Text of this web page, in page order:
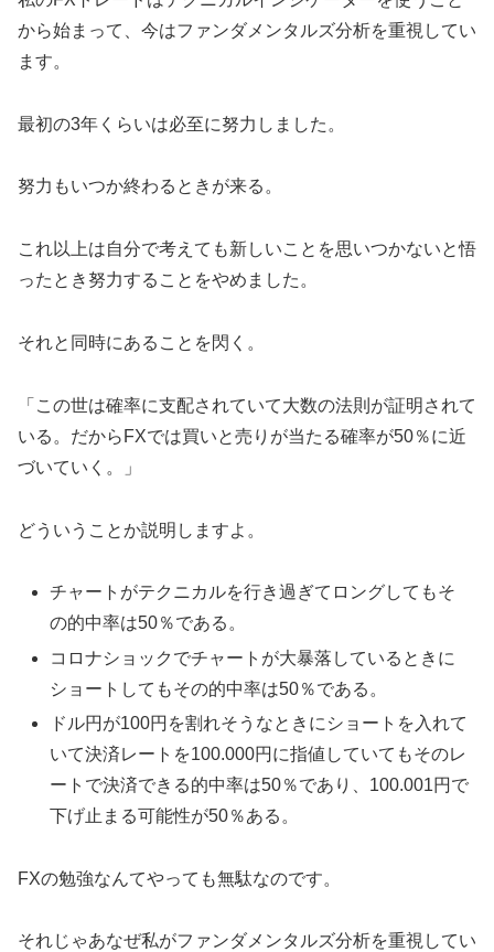
から始まって、今はファンダメンタルズ分析を重視してい
ます。
最初の3年くらいは必至に努力しました。
努力もいつか終わるときが来る。
これ以上は自分で考えても新しいことを思いつかないと悟
ったとき努力することをやめました。
それと同時にあることを閃く。
「この世は確率に支配されていて大数の法則が証明されて
いる。だからFXでは買いと売りが当たる確率が50％に近
づいていく。」
どういうことか説明しますよ。
チャートがテクニカルを行き過ぎてロングしてもそ
の的中率は50％である。
コロナショックでチャートが大暴落しているときに
ショートしてもその的中率は50％である。
ドル円が100円を割れそうなときにショートを入れて
いて決済レートを100.000円に指値していてもそのレ
ートで決済できる的中率は50％であり、100.001円で
下げ止まる可能性が50％ある。
FXの勉強なんてやっても無駄なのです。
それじゃあなぜ私がファンダメンタルズ分析を重視してい